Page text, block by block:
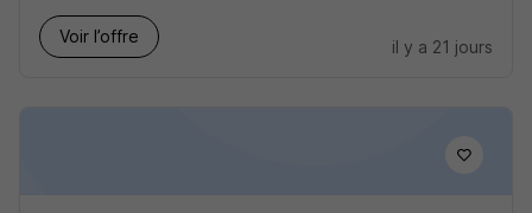
Voir l’offre
il y a 21 jours